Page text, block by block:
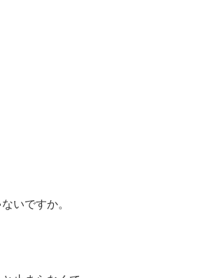
いですか。